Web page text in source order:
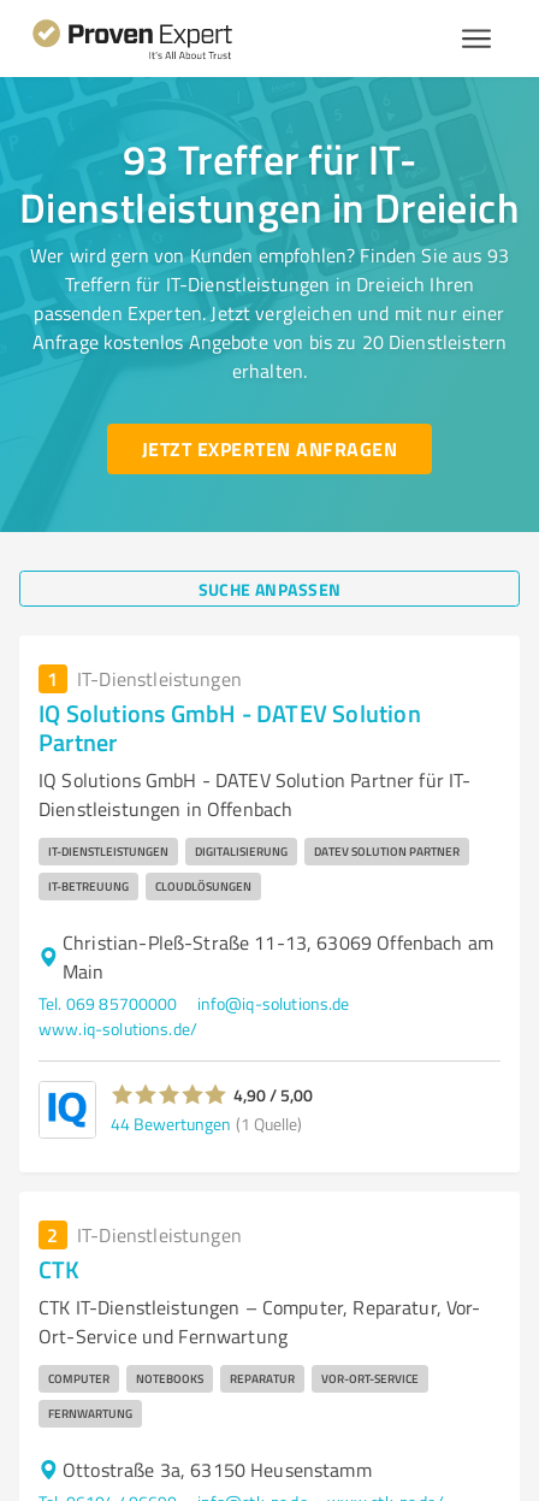
93 Treffer für IT-
Dienstleistungen in Dreieich
Wer wird gern von Kunden empfohlen? Finden Sie aus 93
Treffern für IT-Dienstleistungen in Dreieich Ihren
passenden Experten. Jetzt vergleichen und mit nur einer
Anfrage kostenlos Angebote von bis zu 20 Dienstleistern
erhalten.
JETZT EXPERTEN ANFRAGEN
SUCHE ANPASSEN
1 IT-Dienstleistungen
IQ Solutions GmbH - DATEV Solution
Partner
IQ Solutions GmbH - DATEV Solution Partner für IT-
Dienstleistungen in Offenbach
IT-DIENSTLEISTUNGEN DIGITALISIERUNG DATEV SOLUTION PARTNER
IT-BETREUUNG CLOUDLÖSUNGEN
Christian-Pleß-Straße 11-13, 63069 Offenbach am
Main
Tel. 069 85700000
info@iq-solutions.de
www.iq-solutions.de/
4,90 / 5,00
44 Bewertungen (1 Quelle)
2 IT-Dienstleistungen
CTK
CTK IT-Dienstleistungen – Computer, Reparatur, Vor-
Ort-Service und Fernwartung
COMPUTER NOTEBOOKS REPARATUR VOR-ORT-SERVICE
FERNWARTUNG
Ottostraße 3a, 63150 Heusenstamm